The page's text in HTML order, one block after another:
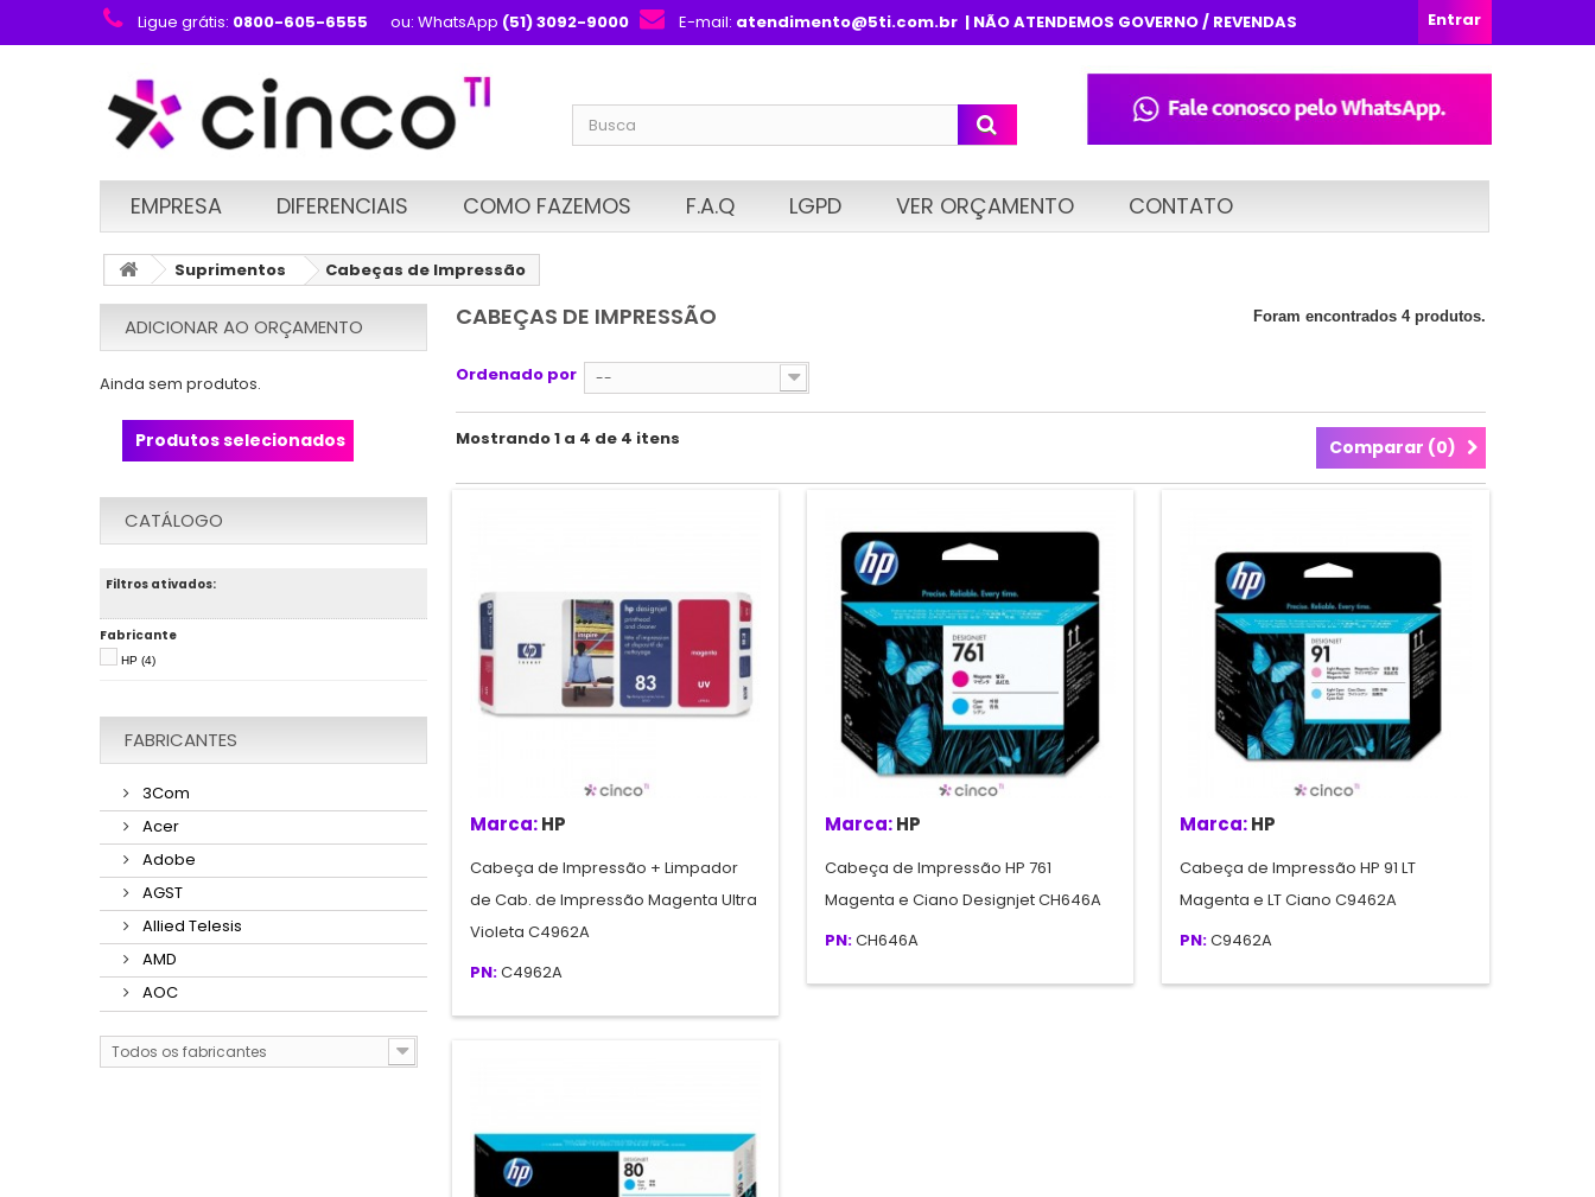
Entrar
Ligue grátis: 0800-605-6555 ou: WhatsApp (51) 3092-9000 E-mail: atendimento@5ti.com.br| NÃO ATENDEMOS GOVERNO / REVENDAS
EMPRESA DIFERENCIAIS COMO FAZEMOS F.A.Q LGPD VER ORÇAMENTO CONTATO
Suprimentos Cabeças de Impressão
ADICIONAR AO ORÇAMENTO
Ainda sem produtos.
Produtos selecionados
CATÁLOGO
Filtros ativados:
Fabricante
HP (4)
FABRICANTES
3Com
Acer
Adobe
AGST
Allied Telesis
AMD
AOC
Todos os fabricantes
CABEÇAS DE IMPRESSÃO Foram encontrados 4 produtos.
Ordenado por --
Comparar (0)
Mostrando 1 a 4 de 4 itens
Marca:HP
Cabeça de Impressão + Limpador
de Cab. de Impressão Magenta Ultra
Violeta C4962A
PN:C4962A
Marca:HP
Cabeça de Impressão HP 761
Magenta e Ciano Designjet CH646A
PN:CH646A
Marca:HP
Cabeça de Impressão HP 91 LT
Magenta e LT Ciano C9462A
PN:C9462A